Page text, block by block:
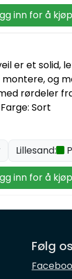
inn for å
er et
og
rørdeler
Sort
Lillesand:
inn for å
Følg